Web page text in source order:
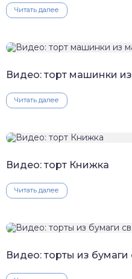
Читать далее
Видео: торт машинки
Читать далее
Видео: торт Книжка
Читать далее
Видео: торты из